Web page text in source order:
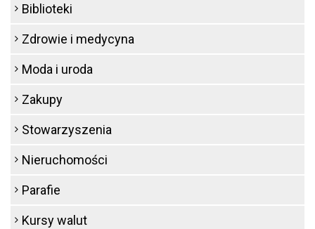
Biblioteki
Zdrowie i medycyna
Moda i uroda
Zakupy
Stowarzyszenia
Nieruchomości
Parafie
Kursy walut